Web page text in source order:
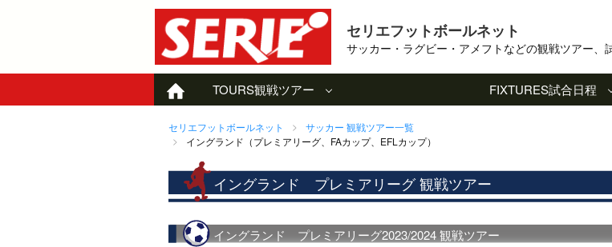
セリエフットボールネット
サッカー・ラグビー・アメフトなどの観戦ツアー、
TOURS観戦ツアー FIXTURES試合日程
セリエフットボールネット
サッカー 観戦ツアー一覧
イングランド（プレミアリーグ、FAカップ、EFLカップ）
イングランド プレミアリーグ 観戦ツアー
イングランド プレミアリーグ2023/2024 観戦ツアー